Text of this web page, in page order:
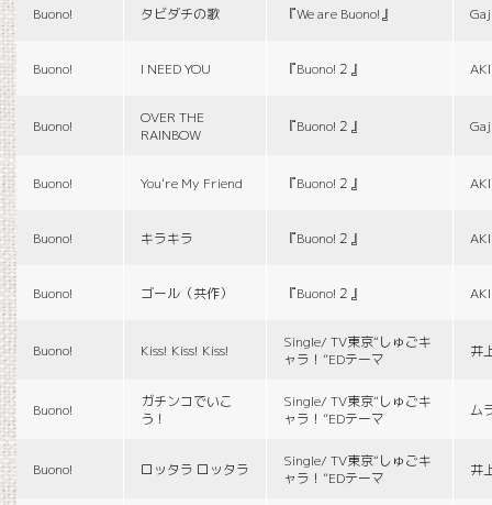
Buono! タビダチの歌 『We are Buono!』
Buono! I NEED YOU 『Buono!２』
Buono!
OVER THE
RAINBOW
『Buono!２』
Buono! You're My Friend 『Buono!２』
Buono! キラキラ 『Buono!２』
Buono! ゴール（共作） 『Buono!２』
Buono! Kiss! Kiss! Kiss!
Single/ TV東京“しゅごキ
ャラ！”EDテーマ
井
Buono!
ガチンコでいこ
う！
Single/ TV東京“しゅごキ
ャラ！”EDテーマ
ム
Buono! ロッタラ ロッタラ
Single/ TV東京“しゅごキ
ャラ！”EDテーマ
井